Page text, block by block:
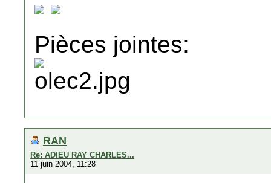
Pièces jointes:
RAN
Re: ADIEU RAY CHARLES...
11 juin 2004, 11:28